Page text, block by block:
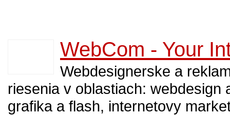
WebCom - Your
Webdesignerske a
riesenia v oblastiach:
grafika a flash, internetovy